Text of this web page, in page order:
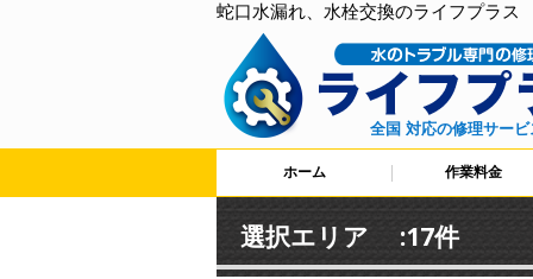
蛇口水漏れ、水栓交換のライフプラス
全国 対応の修理サービ
ホーム 作業料金
選択エリア :17件